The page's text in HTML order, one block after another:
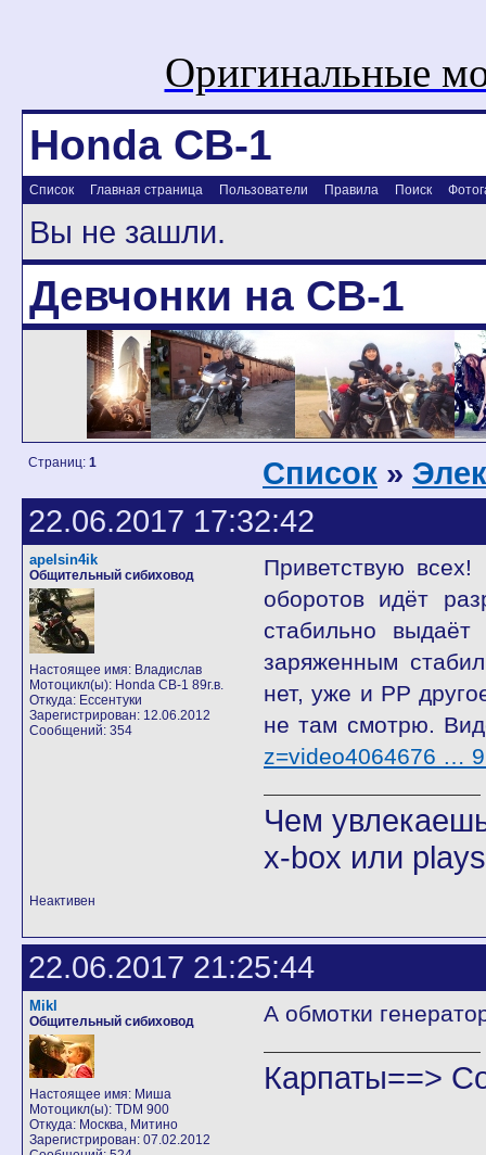
Оригинальные
Honda CB-1
Список Главная страница Пользователи Правила Поиск
Вы не зашли.
Девчонки на CB-1
Страниц: 1 Список »
22.06.2017 17:32:42
apelsin4ik
Общительный сибиховод
Настоящее имя: Владислав
Мотоцикл(ы): Honda CB-1 89г.в.
Откуда: Ессентуки
Зарегистрирован: 12.06.2012
Сообщений: 354
Приветствую всех!
оборотов идёт
стабильно
заряженным
нет, уже и РР
не там смотрю.
z=video4064676 …
Чем
x-box или
Неактивен
22.06.2017 21:25:44
Mikl
Общительный сибиховод
Настоящее имя: Миша
Мотоцикл(ы): TDM 900
Откуда: Москва, Митино
Зарегистрирован: 07.02.2012
А обмотки
Карпаты==>